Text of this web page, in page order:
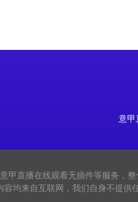
意甲
甲直播在线观看无插件等服务，
容均来自互联网，我们自身不提供